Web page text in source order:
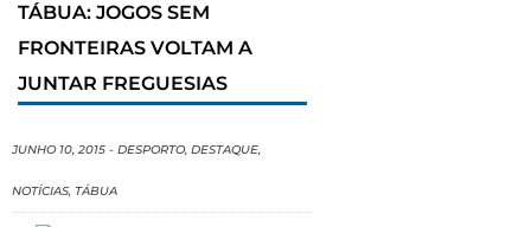
TÁBUA: JOGOS SEM
FRONTEIRAS VOLTAM A
JUNTAR FREGUESIAS
JUNHO 10, 2015 - DESPORTO, DESTAQUE,
NOTÍCIAS, TÁBUA